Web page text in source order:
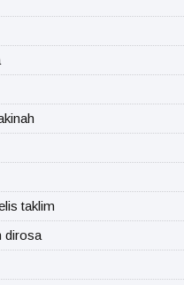
taklim
dirosa